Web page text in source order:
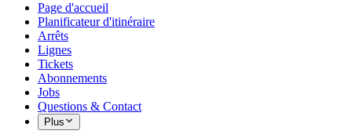
Page d'accueil
Planificateur d'itinéraire
Arrêts
Lignes
Tickets
Abonnements
Jobs
Questions & Contact
Plus